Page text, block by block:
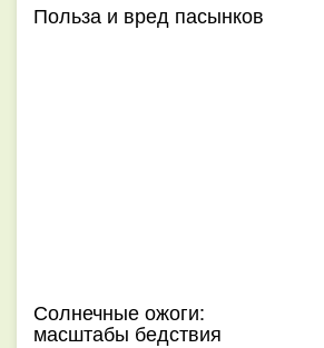
Польза и вред пасынков
Солнечные ожоги:
масштабы бедствия